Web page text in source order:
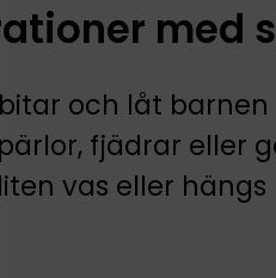
med
och låt
fjädrar eller
vas eller